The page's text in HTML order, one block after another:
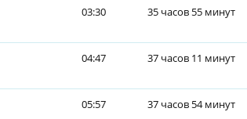
03:30 35 часов 55 минут
04:47 37 часов 11 минут
05:57 37 часов 54 минут